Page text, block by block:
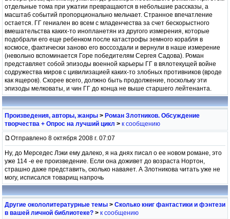
отдельные тома при ужатии превращаются в небольшие рассказы, а
масштаб событий пропорционально мельчает. Странное впечатление
остается. ГГ гениален во всем с младенчества за счет бескорыстного
вмешательства каких-то инопланетян из другого измерения, которые
подобрали его еще ребенком после катастрофы земного корабля в
космосе, фактически заново его воссоздали и вернули в наше измерение
(невольно вспоминается Горе победителям Сергея Садова). Роман
представляет собой эпизоды военной карьеры ГГ в вялотекущей войне
содружества миров с цивилизацией каких-то злобных противников (вроде
как ящеров). Скорее всего, должно быть продолжение, поскольку эти
эпизоды мелковаты, и чин ГГ до конца не выше старшего лейтенанта.
Произведения, авторы, жанры > Роман Злотников. Обсуждение
творчества + Опрос на лучший цикл > к сообщению
Отправлено 8 октября 2008 г. 07:07
Ну, до Мерседес Лэки ему далеко, я на днях писал о ее новом романе, это
уже 114 -е ее произведение. Если она доживет до возраста Нортон,
страшно даже представить, сколько наваяет. А Злотникова читать уже не
могу, исписался товарищ напрочь
Другие окололитературные темы > Сколько книг фантастики и фэнтези
в вашей личной библиотеке? > к сообщению